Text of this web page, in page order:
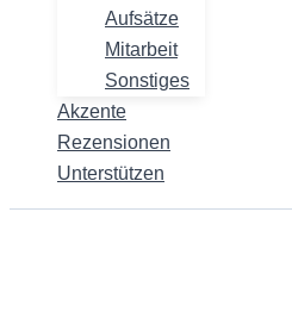
Aufsätze
Mitarbeit
Sonstiges
Akzente
Rezensionen
Unterstützen